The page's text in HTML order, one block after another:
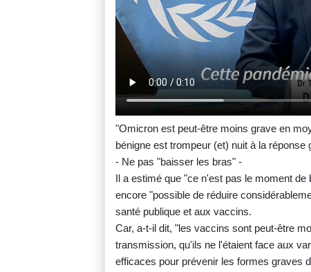
"Omicron est peut-être moins grave en
bénigne est trompeur (et) nuit à la
- Ne pas "baisser les bras" -
Il a estimé que "ce n'est pas le moment
encore "possible de réduire
santé publique et aux vaccins.
Car, a-t-il dit, "les vaccins sont peut-être
transmission, qu'ils ne l'étaient face aux
efficaces pour prévenir les formes graves